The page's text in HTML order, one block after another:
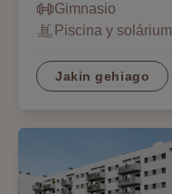
Gimnasio
Piscina y solárium
Jakin gehiago